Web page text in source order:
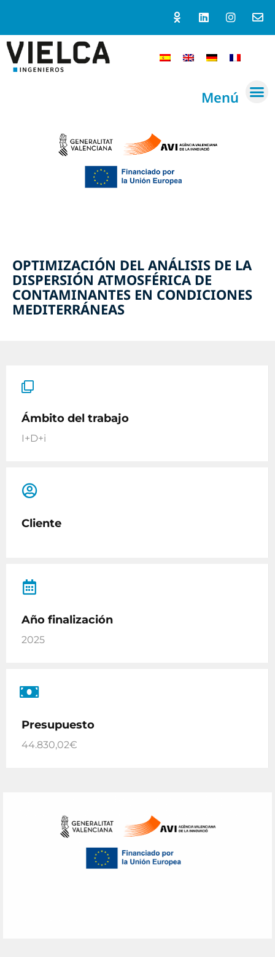
Menú
OPTIMIZACIÓN DEL ANÁLISIS DE LA
DISPERSIÓN ATMOSFÉRICA DE
CONTAMINANTES EN CONDICIONES
MEDITERRÁNEAS
Ámbito del trabajo
I+D+i
Cliente
Año finalización
2025
Presupuesto
44.830,02€